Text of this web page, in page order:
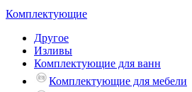
Комплектующие
Другое
Изливы
Комплектующие для ванн
Комплектующие для мебели